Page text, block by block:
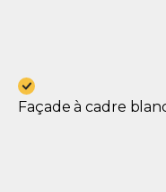
Façade à cadre